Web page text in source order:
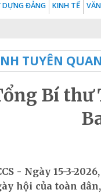
DỰNG ĐẢNG KINH TẾ
TUYÊN
Bí thư
- Ngày 15-3-
hội của toàn